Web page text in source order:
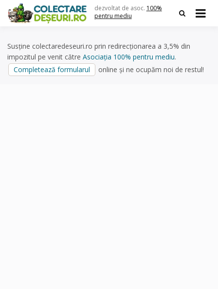
content
dezvoltat de asoc. 100%
pentru mediu
Susține colectaredeseuri.ro prin redirecționarea a 3,5% din
impozitul pe venit către Asociația 100% pentru mediu.
Completează formularul
online și ne ocupăm noi de restul!